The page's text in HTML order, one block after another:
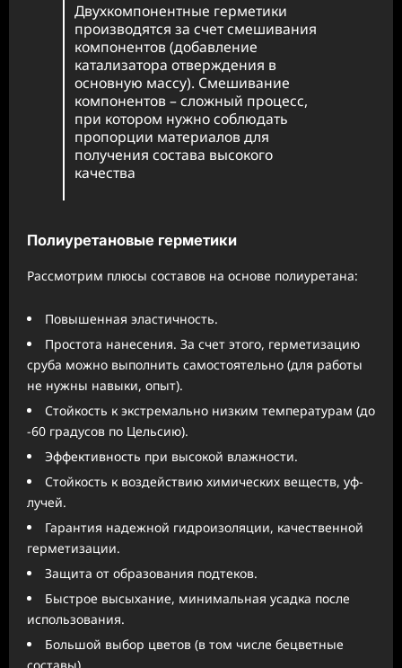
Двухкомпонентные герметики
производятся за счет смешивания
компонентов (добавление
катализатора отверждения в
основную массу). Смешивание
компонентов – сложный процесс,
при котором нужно соблюдать
пропорции материалов для
получения состава высокого
качества
Полиуретановые герметики
Рассмотрим плюсы составов на основе полиуретана:
Повышенная эластичность.
Простота нанесения. За счет этого, герметизацию
сруба можно выполнить самостоятельно (для работы
не нужны навыки, опыт).
Стойкость к экстремально низким температурам (до
-60 градусов по Цельсию).
Эффективность при высокой влажности.
Стойкость к воздействию химических веществ, уф-
лучей.
Гарантия надежной гидроизоляции, качественной
герметизации.
Защита от образования подтеков.
Быстрое высыхание, минимальная усадка после
использования.
Большой выбор цветов (в том числе бецветные